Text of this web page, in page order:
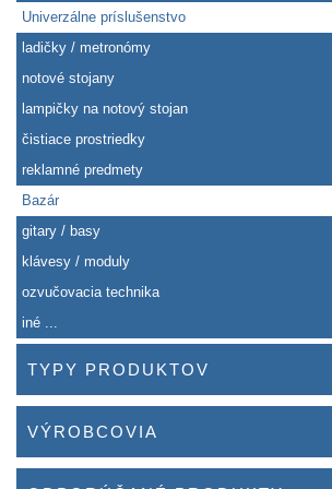
Univerzálne príslušenstvo
ladičky / metronómy
notové stojany
lampičky na notový stojan
čistiace prostriedky
reklamné predmety
Bazár
gitary / basy
klávesy / moduly
ozvučovacia technika
iné ...
TYPY PRODUKTOV
VÝROBCOVIA